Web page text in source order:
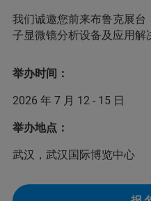
我们诚邀您前来布鲁克展
子显微镜分析设备及应用解
举办时间：
2026 年 7 月 12 - 15 日
举办地点：
武汉，武汉国际博览中心